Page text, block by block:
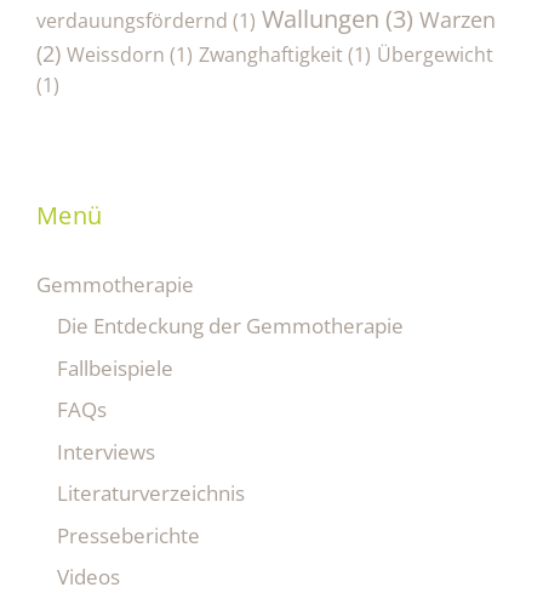
verdauungsfördernd (1) Wallungen (3) Warzen
(2) Weissdorn (1) Zwanghaftigkeit(1) Übergewicht
(1)
Menü
Gemmotherapie
Die Entdeckung der Gemmotherapie
Fallbeispiele
FAQs
Interviews
Literaturverzeichnis
Presseberichte
Videos